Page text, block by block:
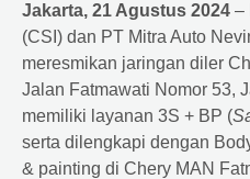
Jakarta, 21 Agustus 2024 –
(CSI) dan PT Mitra Auto
meresmikan jaringan diler
Jalan Fatmawati Nomor 53,
memiliki layanan 3S + BP (
serta dilengkapi dengan
& painting di Chery MAN